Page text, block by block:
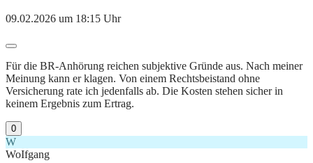
09.02.2026 um 18:15 Uhr
Für die BR-Anhörung reichen subjektive Gründe aus. Nach meiner
Meinung kann er klagen. Von einem Rechtsbeistand ohne
Versicherung rate ich jedenfalls ab. Die Kosten stehen sicher in
keinem Ergebnis zum Ertrag.
0
W
WoIfgang